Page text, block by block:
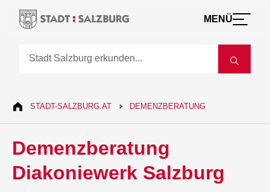
MENÜ
STADT-SALZBURG.AT DEMENZBERATUNG
Demenzberatung
Diakoniewerk Salzburg